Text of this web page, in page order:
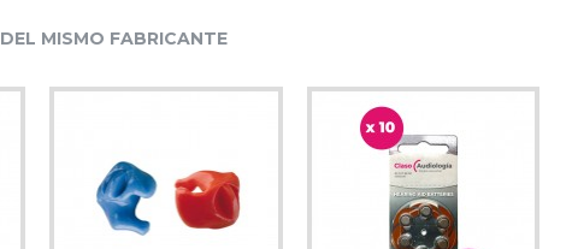
DEL MISMO FABRICANTE